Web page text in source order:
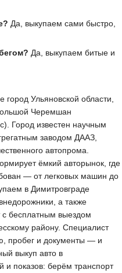
Да, выкупаем сами быстро,
Да, выкупаем битые и
Ульяновской области,
Черемшан
Город известен научным
заводом ДААЗ,
автопрома.
ёмкий авторынок, где
— от легковых машин до
в Димитровграде
а также
с бесплатным выездом
району. Специалист
пробег и документы — и
выкуп авто в
и показов: берём транспорт